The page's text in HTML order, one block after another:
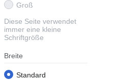
Groß
Diese Seite verwendet
immer eine kleine
Schriftgröße
Breite
Standard